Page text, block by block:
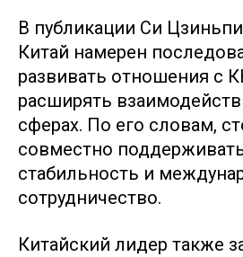
В публикации Си
Китай намерен
развивать отношения с
расширять
сферах. По его словам,
совместно
стабильность и
сотрудничество.
Китайский лидер также